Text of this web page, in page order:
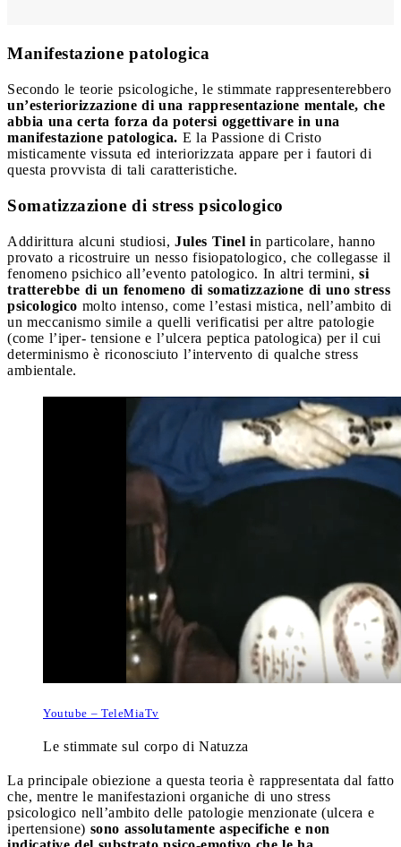
Manifestazione patologica
Secondo le teorie psicologiche, le stimmate rappresenterebbero
un’esteriorizzazione di una rappresentazione mentale, che
abbia una certa forza da potersi oggettivare in una
manifestazione patologica. E la Passione di Cristo
misticamente vissuta ed interiorizzata appare per i fautori di
questa provvista di tali caratteristiche.
Somatizzazione di stress psicologico
Addirittura alcuni studiosi, Jules Tinel in particolare, hanno
provato a ricostruire un nesso fisiopatologico, che collegasse il
fenomeno psichico all’evento patologico. In altri termini, si
tratterebbe di un fenomeno di somatizzazione di uno stress
psicologico molto intenso, come l’estasi mistica, nell’ambito di
un meccanismo simile a quelli verificatisi per altre patologie
(come l’iper- tensione e l’ulcera peptica patologica) per il cui
determinismo è riconosciuto l’intervento di qualche stress
ambientale.
Youtube – TeleMiaTv
Le stimmate sul corpo di Natuzza
La principale obiezione a questa teoria è rappresentata dal fatto
che, mentre le manifestazioni organiche di uno stress
psicologico nell’ambito delle patologie menzionate (ulcera e
ipertensione) sono assolutamente aspecifiche e non